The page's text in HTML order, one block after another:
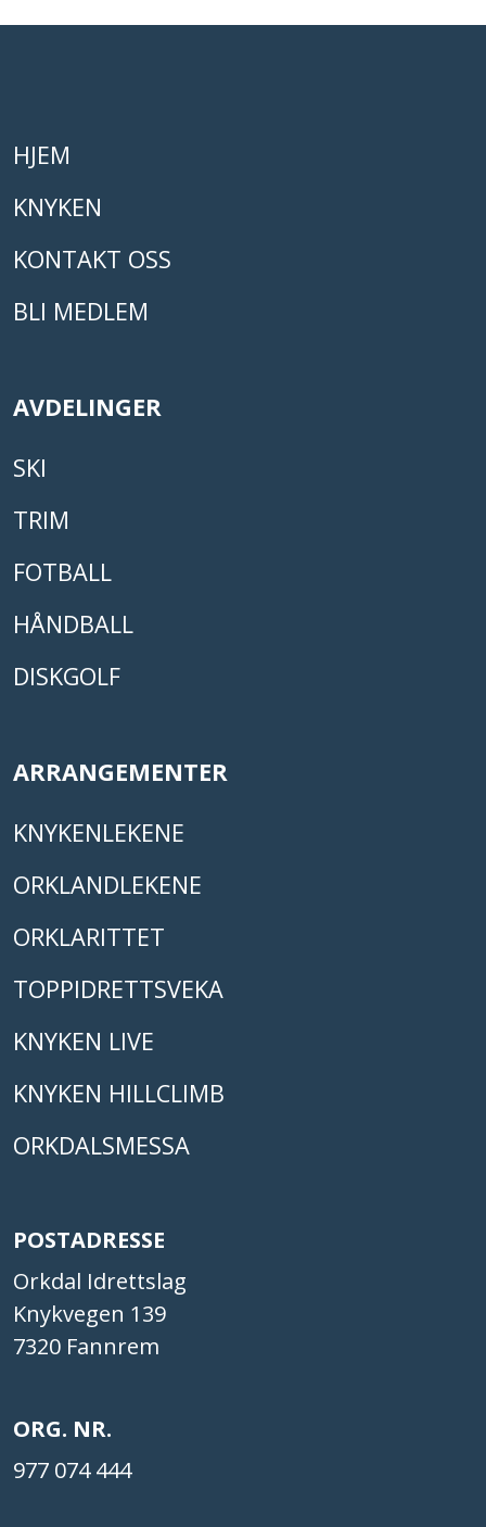
HJEM
KNYKEN
KONTAKT OSS
BLI MEDLEM
AVDELINGER
SKI
TRIM
FOTBALL
HÅNDBALL
DISKGOLF
ARRANGEMENTER
KNYKENLEKENE
ORKLANDLEKENE
ORKLARITTET
TOPPIDRETTSVEKA
KNYKEN LIVE
KNYKEN HILLCLIMB
ORKDALSMESSA
POSTADRESSE
Orkdal Idrettslag
Knykvegen 139
7320 Fannrem
ORG. NR.
977 074 444